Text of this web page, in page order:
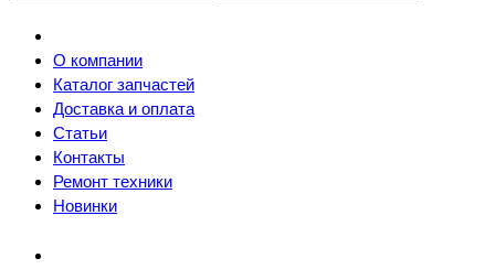
О компании
Каталог запчастей
Доставка и оплата
Статьи
Контакты
Ремонт техники
Новинки